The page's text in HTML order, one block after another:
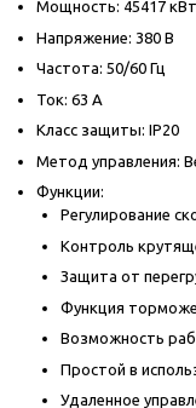
Мощность: 45417 кВт
Напряжение: 380 В
Частота: 50/60 Гц
Ток: 63 А
Класс защиты: IP20
Метод управления:
Функции:
Регулирование
Контроль
Защита от
Функция
Возможность
Простой в
Удаленное